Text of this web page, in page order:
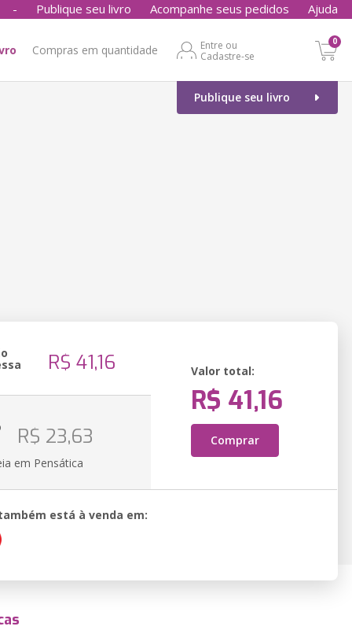
- Publique seu livro Acompanhe seus pedidos Ajuda
Compras em quantidade
Entre ou
Cadastre-se
0
Publique seu livro
R$ 41,16 Valor total:
R$ 41,16
Comprar
R$ 23,63
em Pensática
está à venda em: